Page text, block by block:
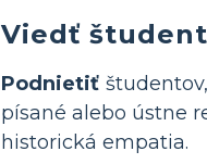
Viedť
Podnietiť
písané alebo ústne
historická empatia.